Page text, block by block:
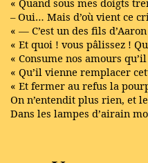
« Quand sous mes doigts
– Oui… Mais d’où vient ce
« — C’est un des fils
« Et quoi ! vous pâlissez !
« Consume nos amours
« Qu’il vienne remplacer
« Et fermer au refus la
On n’entendit plus rien, et
Dans les lampes d’airain